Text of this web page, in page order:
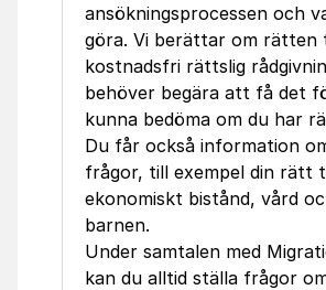
ansökningsprocessen och
göra. Vi berättar om rätten
kostnadsfri rättslig
behöver begära att få det
kunna bedöma om du har
Du får också information
frågor, till exempel din rätt
ekonomiskt bistånd, vård
barnen.
Under samtalen med
kan du alltid ställa frågor